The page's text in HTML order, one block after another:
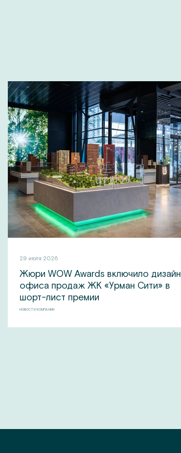
29 июля 2026
Жюри WOW Awards включило дизайн
офиса продаж ЖК «Урман Сити» в
шорт-лист премии
НОВОСТИ КОМПАНИИ